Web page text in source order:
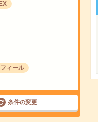
---
ィール
条件の変更